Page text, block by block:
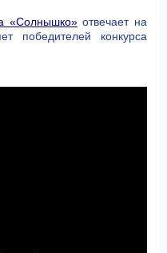
«Солнышко»отвечает на
победителей конкурса